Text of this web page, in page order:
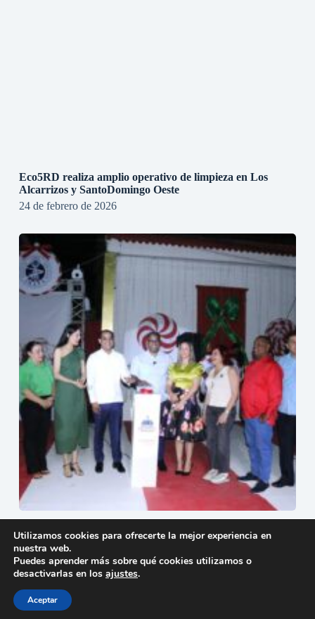
Eco5RD realiza amplio operativo de limpieza en Los
Alcarrizos y SantoDomingo Oeste
24 de febrero de 2026
Parque Mágico
15 de diciembre de 2025
Copyright © 2026 - Tema para WordPress de
Utilizamos cookies para ofrecerte la mejor experiencia en
nuestra web.
Puedes aprender más sobre qué cookies utilizamos o
desactivarlas en los ajustes.
Aceptar